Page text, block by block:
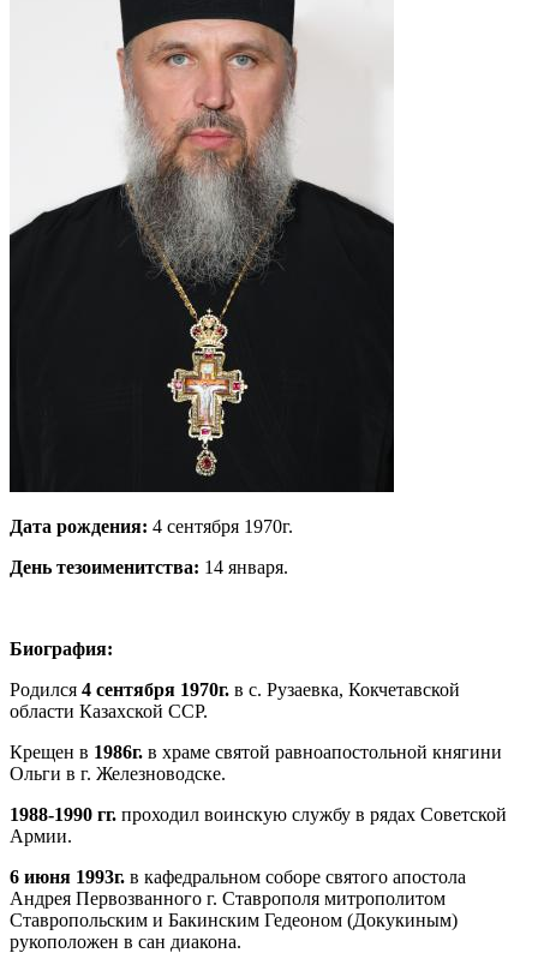
Дата рождения: 4 сентября 1970г.
День тезоименитства: 14 января.
Биография:
Родился 4 сентября 1970г. в с. Рузаевка, Кокчетавской
области Казахской ССР.
Крещен в 1986г. в храме святой равноапостольной княгини
Ольги в г. Железноводске.
1988-1990 гг. проходил воинскую службу в рядах Советской
Армии.
6 июня 1993г. в кафедральном соборе святого апостола
Андрея Первозванного г. Ставрополя митрополитом
Ставропольским и Бакинским Гедеоном (Докукиным)
рукоположен в сан диакона.